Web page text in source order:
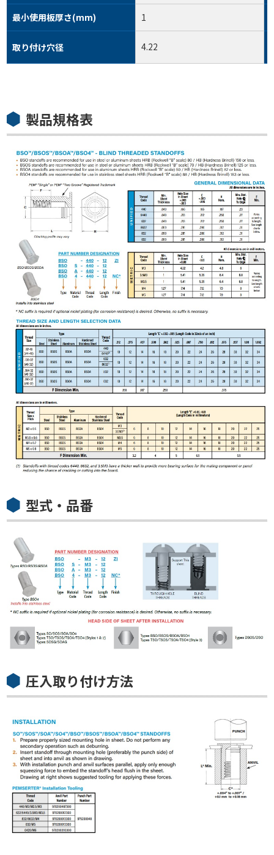
最小使用板厚さ(mm) 1
取り付け穴径 4.22
製品規格表
型式・品番
圧入取り付け方法